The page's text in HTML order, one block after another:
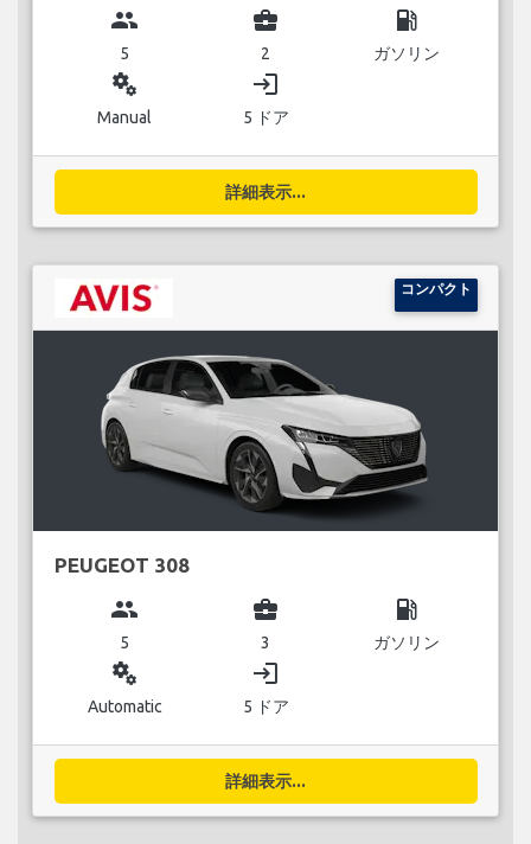
group
5
business_center
2
local_gas_station
ガソリン
miscellaneous_services
Manual
login
5 ドア
詳細表示...
コンパクト
PEUGEOT 308
group
5
business_center
3
local_gas_station
ガソリン
miscellaneous_services
Automatic
login
5 ドア
詳細表示...